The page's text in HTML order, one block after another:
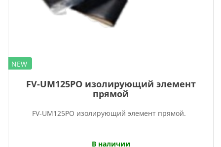
NEW
FV-UM125PO изолирующий элемент
прямой
FV-UM125PO изолирующий элемент прямой.
В наличии